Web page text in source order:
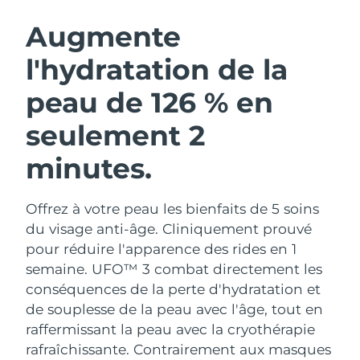
Augmente
l'hydratation de la
peau de 126 % en
seulement 2
minutes.
Offrez à votre peau les bienfaits de 5 soins
du visage anti-âge. Cliniquement prouvé
pour réduire l'apparence des rides en 1
semaine. UFO™ 3 combat directement les
conséquences de la perte d'hydratation et
de souplesse de la peau avec l'âge, tout en
raffermissant la peau avec la cryothérapie
rafraîchissante. Contrairement aux masques
Nettoyage du visage
LUNA™ 4 coffret
Anti-aging massage
LUNA™ 4 Plus
Massage, LED heating
LUNA™ 4 Men
For men, anti-aging massage
Lifting
BEAR™ 2 coffret
Microcurrent toning
BEAR™ 2 go
Microcurrent toning on-the-go
BEAR™ 2 eyes & lips
Microcurrent line smoothing device
UFO™ 3 coffret
Deep facial hydration
UFO™ 3 LED
Near-infrared and red light therapy
device
issa™ 4
Hybrid silicone sonic toothbrush
issa™ 4 plus
Smart hybrid silicone sonic toothbrush
FAQ™ TRAITEMENT ANTI-ÂGE
Anti-âge Traitements LED
NEW
Autriche
Bahreïn Livraison estimée
Belgique Livraison estimée
Bermudes Livraison estimée
Bosnie-Herzégovine
Brunei Livraison estimée8/15/26
Bulgarie Livraison estimée8/10/26
Canada Livraison estimée8/14/26
Chili Livraison estimée8/14/26